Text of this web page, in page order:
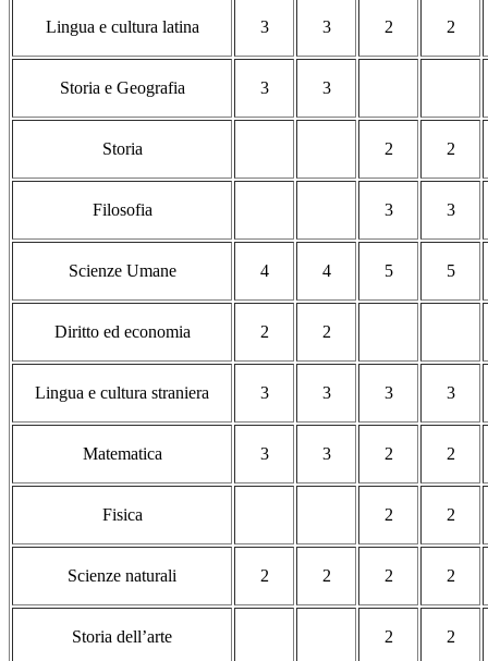
Lingua e cultura latina 3 3 2 2
Storia e Geografia 3 3
Storia 2 2
Filosofia 3 3
Scienze Umane 4 4 5 5
Diritto ed economia 2 2
Lingua e cultura straniera 3 3 3 3
Matematica 3 3 2 2
Fisica 2 2
Scienze naturali 2 2 2 2
Storia dell’arte 2 2